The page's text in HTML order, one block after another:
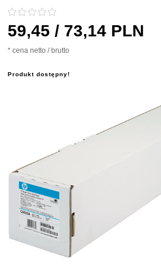
59,45 / 73,14 PLN
* cena netto / brutto
Produkt dostępny!